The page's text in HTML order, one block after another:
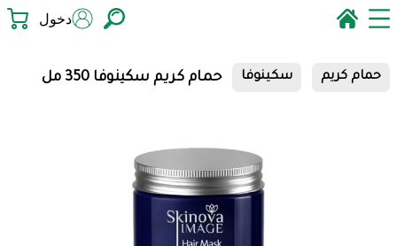
دخول
حمام كريم سكينوفا حمام كريم سكينوفا 350 مل